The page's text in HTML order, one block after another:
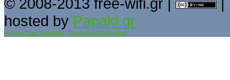
hosted by Papaki.gr
Επαφή Όροι Χρήσεως Προσωπικά Δεδομένα